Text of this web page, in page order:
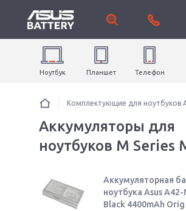
Ноутбук Планшет Телефон
Комплектующие для ноутбуков
Аккумуляторы для
ноутбуков M Series
Аккумуляторная
ноутбука Asus
Black 4400mAh Orig